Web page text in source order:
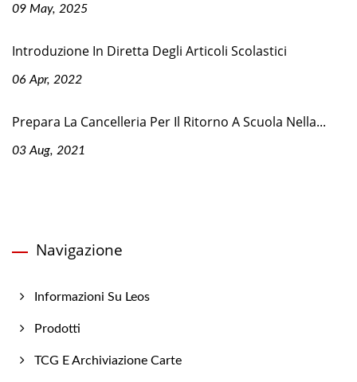
09 May, 2025
Introduzione In Diretta Degli Articoli Scolastici
06 Apr, 2022
Prepara La Cancelleria Per Il Ritorno A Scuola Nella...
03 Aug, 2021
Navigazione
Informazioni Su Leos
Prodotti
TCG E Archiviazione Carte